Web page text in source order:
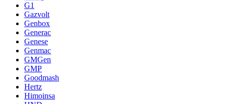
G1
Gazvolt
Genbox
Generac
Genese
Genmac
GMGen
GMP
Goodmash
Hertz
Himoinsa